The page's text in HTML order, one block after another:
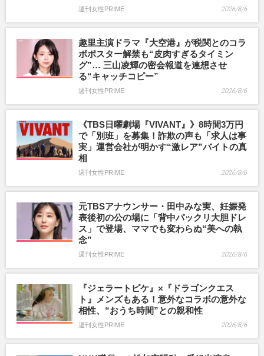
週刊女性PRIME 2026/8/6
趣里主演ドラマ『大空港』が税関とのコラ
ボポスター解禁も“皮肉すぎるタイミン
グ”… 三山凌輝の密会報道を連想させ
る“キャッチコピー”
週刊女性PRIME 2026/8/6
《TBS日曜劇場『VIVANT』》8時間3万円
で「別班」を募集！詐欺の声も「求人は事
実」運営会社が明かす“激レア”バイトの真
相
週刊女性PRIME 2026/8/6
元TBSアナウンサー・田中みな実、妊娠発
表後初の公の場に「背中パックリ大胆ドレ
ス」で登場、ママでも変わらぬ“美への執
念”
週刊女性PRIME 2026/8/6
『ジェラートピケ』×『ドラゴンクエス
ト』メンズもある！意外なコラボの意外な
相性、“おうち時間”との親和性
週刊女性PRIME 2026/8/6